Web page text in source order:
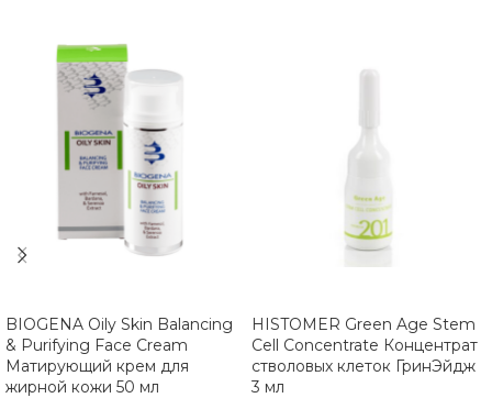
BIOGENA Oily Skin Balancing
& Purifying Face Cream
Матирующий крем для
жирной кожи 50 мл
HISTOMER Green Age Stem
Cell Concentrate Концентрат
стволовых клеток ГринЭйдж
3 мл